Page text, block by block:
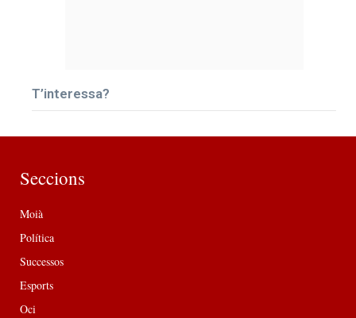
T’interessa?
Seccions
Moià
Política
Successos
Esports
Oci